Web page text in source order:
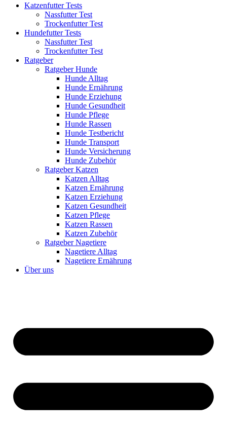
Katzenfutter Tests
Nassfutter Test
Trockenfutter Test
Hundefutter Tests
Nassfutter Test
Trockenfutter Test
Ratgeber
Ratgeber Hunde
Hunde Alltag
Hunde Ernährung
Hunde Erziehung
Hunde Gesundheit
Hunde Pflege
Hunde Rassen
Hunde Testbericht
Hunde Transport
Hunde Versicherung
Hunde Zubehör
Ratgeber Katzen
Katzen Alltag
Katzen Ernährung
Katzen Erziehung
Katzen Gesundheit
Katzen Pflege
Katzen Rassen
Katzen Zubehör
Ratgeber Nagetiere
Nagetiere Alltag
Nagetiere Ernährung
Über uns